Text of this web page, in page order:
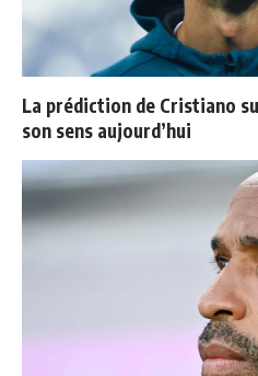
La prédiction de Cristiano
son sens aujourd’hui